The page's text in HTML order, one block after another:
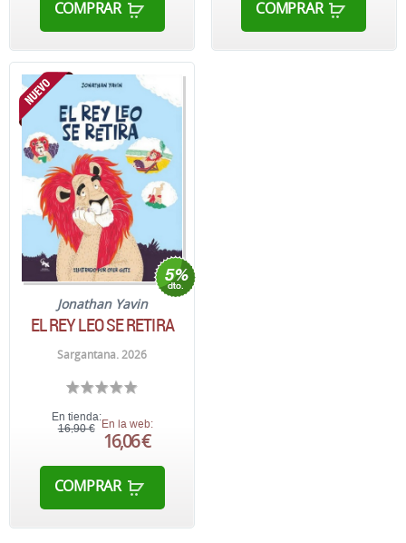
COMPRAR COMPRAR
Jonathan Yavin
EL REY LEO SE RETIRA
Sargantana. 2026
En tienda:
16,90 € En la web:
16,06 €
COMPRAR